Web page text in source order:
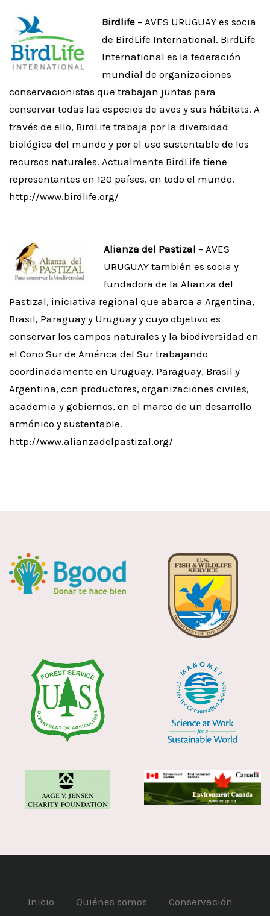
Birdlife– AVES URUGUAY es socia
de BirdLife International. BirdLife
International es la federación
mundial de organizaciones
conservacionistas que trabajan juntas para
conservar todas las especies de aves y sus hábitats. A
través de ello, BirdLife trabaja por la diversidad
biológica del mundo y por el uso sustentable de los
recursos naturales. Actualmente BirdLife tiene
representantes en 120 países, en todo el mundo.
http://www.birdlife.org/
Alianza del Pastizal – AVES
URUGUAY también es socia y
fundadora de la Alianza del
Pastizal, iniciativa regional que abarca a Argentina,
Brasil, Paraguay y Uruguay y cuyo objetivo es
conservar los campos naturales y la biodiversidad en
el Cono Sur de América del Sur trabajando
coordinadamente en Uruguay, Paraguay, Brasil y
Argentina, con productores, organizaciones civiles,
academia y gobiernos, en el marco de un desarrollo
armónico y sustentable.
http://www.alianzadelpastizal.org/
Inicio Quiénes somos Conservación